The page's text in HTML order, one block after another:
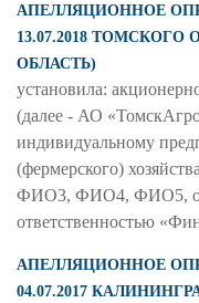
АПЕЛЛЯЦИОННОЕ
13.07.2018
ОБЛАСТЬ)
установила:
(далее - АО
индивидуальному
(фермерского)
ФИО3, ФИО4, ФИО5,
ответственностью
АПЕЛЛЯЦИОННОЕ
04.07.2017